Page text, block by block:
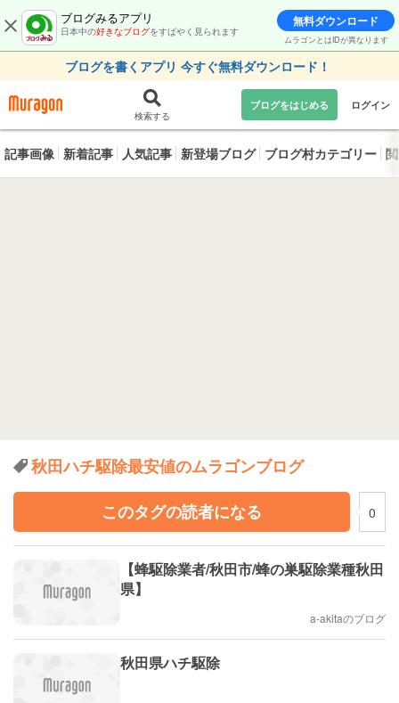
ブログみるアプリ
日本中の好きなブログをすばやく見られます
無料ダウンロード
ムラゴンとはIDが異なります
ブログを書くアプリ 今すぐ無料ダウンロード！
検索する
ブログをはじめる ログイン
記事画像 新着記事 人気記事 新登場ブログ ブログ村カテゴリー
秋田ハチ駆除最安値のムラゴンブログ
このタグの読者になる
0
【蜂駆除業者/秋田市/蜂の巣駆除業種秋田
県】
a-akitaのブログ
秋田県ハチ駆除